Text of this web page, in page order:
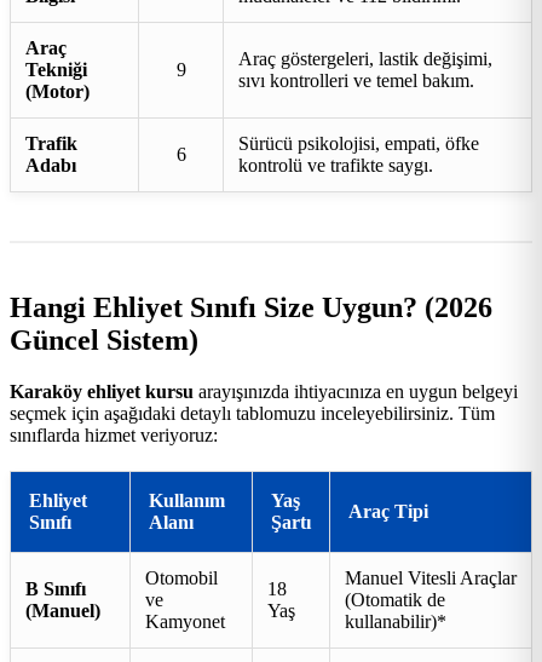
Araç
Tekniği
(Motor)
9
Araç göstergeleri, lastik değişimi,
sıvı kontrolleri ve temel bakım.
Trafik
Adabı
6
Sürücü psikolojisi, empati, öfke
kontrolü ve trafikte saygı.
Hangi Ehliyet Sınıfı Size Uygun? (2026
Güncel Sistem)
Karaköy ehliyet kursu arayışınızda ihtiyacınıza en uygun belgeyi
seçmek için aşağıdaki detaylı tablomuzu inceleyebilirsiniz. Tüm
sınıflarda hizmet veriyoruz:
Ehliyet
Sınıfı
Kullanım
Alanı
Yaş
Şartı
Araç Tipi
B Sınıfı
(Manuel)
Otomobil
ve
Kamyonet
18
Yaş
Manuel Vitesli Araçlar
(Otomatik de
kullanabilir)*